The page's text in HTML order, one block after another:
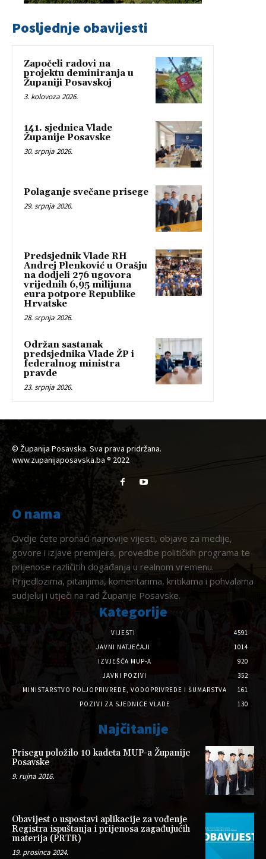
Posljednje obavijesti
Započeli radovi na
projektu deminiranja u
Županiji Posavskoj
3. kolovoza 2026.
141. sjednica Vlade
Županije Posavske
30. srpnja 2026.
Polaganje svečane prisege
29. srpnja 2026.
Predsjednik Vlade RH
Andrej Plenković u Orašju
na dodjeli 276 ugovora
vrijednih 6,95 milijuna
eura potpore Republike
Hrvatske
28. srpnja 2026.
Održan sastanak
predsjednika Vlade ŽP i
federalnog ministra
pravde
23. srpnja 2026.
© Županija Posavska. Sva prava pridržana.
www.zupanijaposavska.ba ® 2022
O nama
Ovdje ćete pronaći najnovije vijesti, objave za medije,
govore i izjave premijera, provedbe političkih programa te
prijenose različitih događanja u realnom vremenu.
Prijedlozima, pitanjima, komentarima, kritikama i pohvalama
sudjeluj i utječi na rad Županije Posavske.
Kategorije
VIJESTI
4591
JAVNI NATJEČAJI
1014
IZVJEŠĆA MUP-A
920
JAVNI POZIVI
352
MINISTARSTVO POLJOPRIVREDE, VODOPRIVREDE I ŠUMARSTVA
161
POZIVI ZA SJEDNICE VLADE
130
Najčitanije
Prisegu položilo 10 kadeta MUP-a Županije
Posavske
9. rujna 2016.
Obavijest o uspostavi aplikacije za vođenje
Registra ispuštanja i prijenosa zagađujućih
materija (PRTR)
19. prosinca 2024.